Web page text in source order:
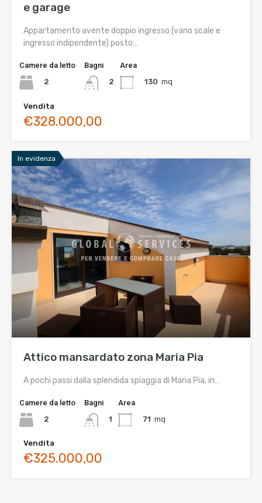
e garage
Appartamento avente doppio ingresso (vano scale e
ingresso indipendente) posto…
Camere da letto
2
Bagni
2
Area
130 mq
Vendita
€328.000,00
In evidenza
Attico mansardato zona Maria Pia
A pochi passi dalla splendida spiaggia di Maria Pia, in…
Camere da letto
2
Bagni
1
Area
71 mq
Vendita
€325.000,00